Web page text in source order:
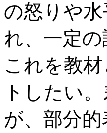
の怒りや
れ、一定
これを教
トしたい
が、部分